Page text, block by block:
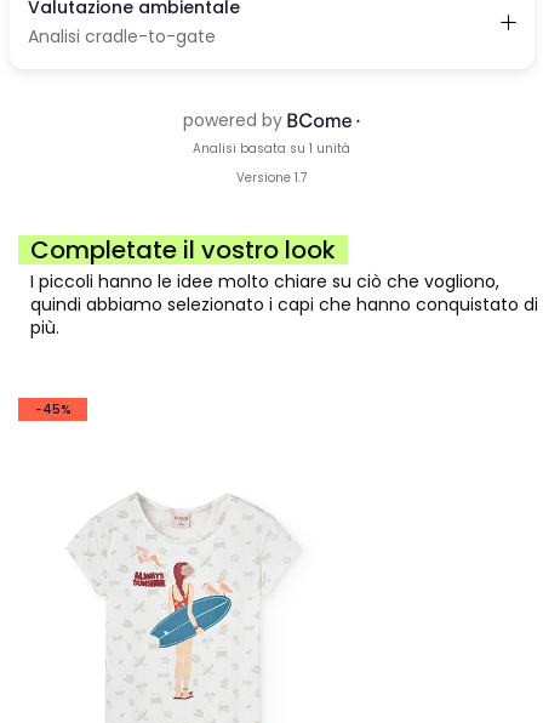
Completate il vostro look
I piccoli hanno le idee molto chiare su ciò che vogliono,
quindi abbiamo selezionato i capi che hanno conquistato di
più.
-45%